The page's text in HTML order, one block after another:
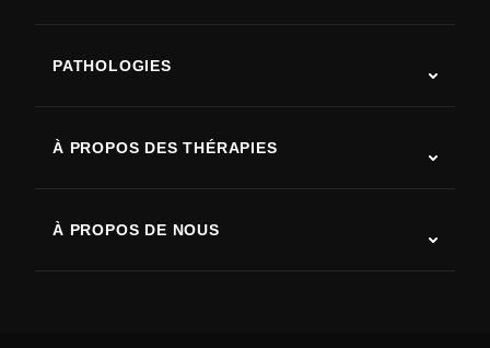
PATHOLOGIES
Maladie de Parkinson
Arthrite
À PROPOS DES THÉRAPIES
À PROPOS DE NOUS